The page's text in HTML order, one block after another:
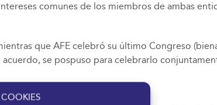
comunes de los miembros de ambas
que AFE celebró su último Congreso
se pospuso para celebrarlo